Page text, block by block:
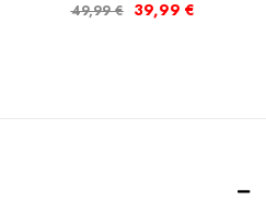
49,99€ 39,99 €